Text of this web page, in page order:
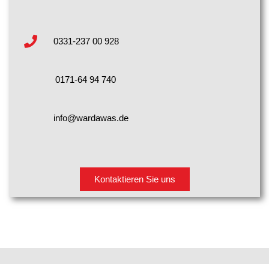
0331-237 00 928
0171-64 94 740
info@wardawas.de
Kontaktieren Sie uns